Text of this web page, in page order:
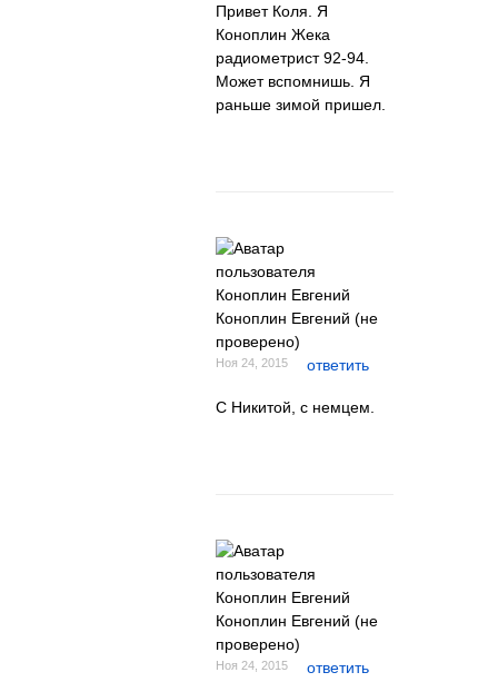
Привет Коля. Я
Коноплин Жека
радиометрист 92-94.
Может вспомнишь. Я
раньше зимой пришел.
Коноплин Евгений (не
проверено)
Ноя 24, 2015 ответить
С Никитой, с немцем.
Коноплин Евгений (не
проверено)
Ноя 24, 2015 ответить